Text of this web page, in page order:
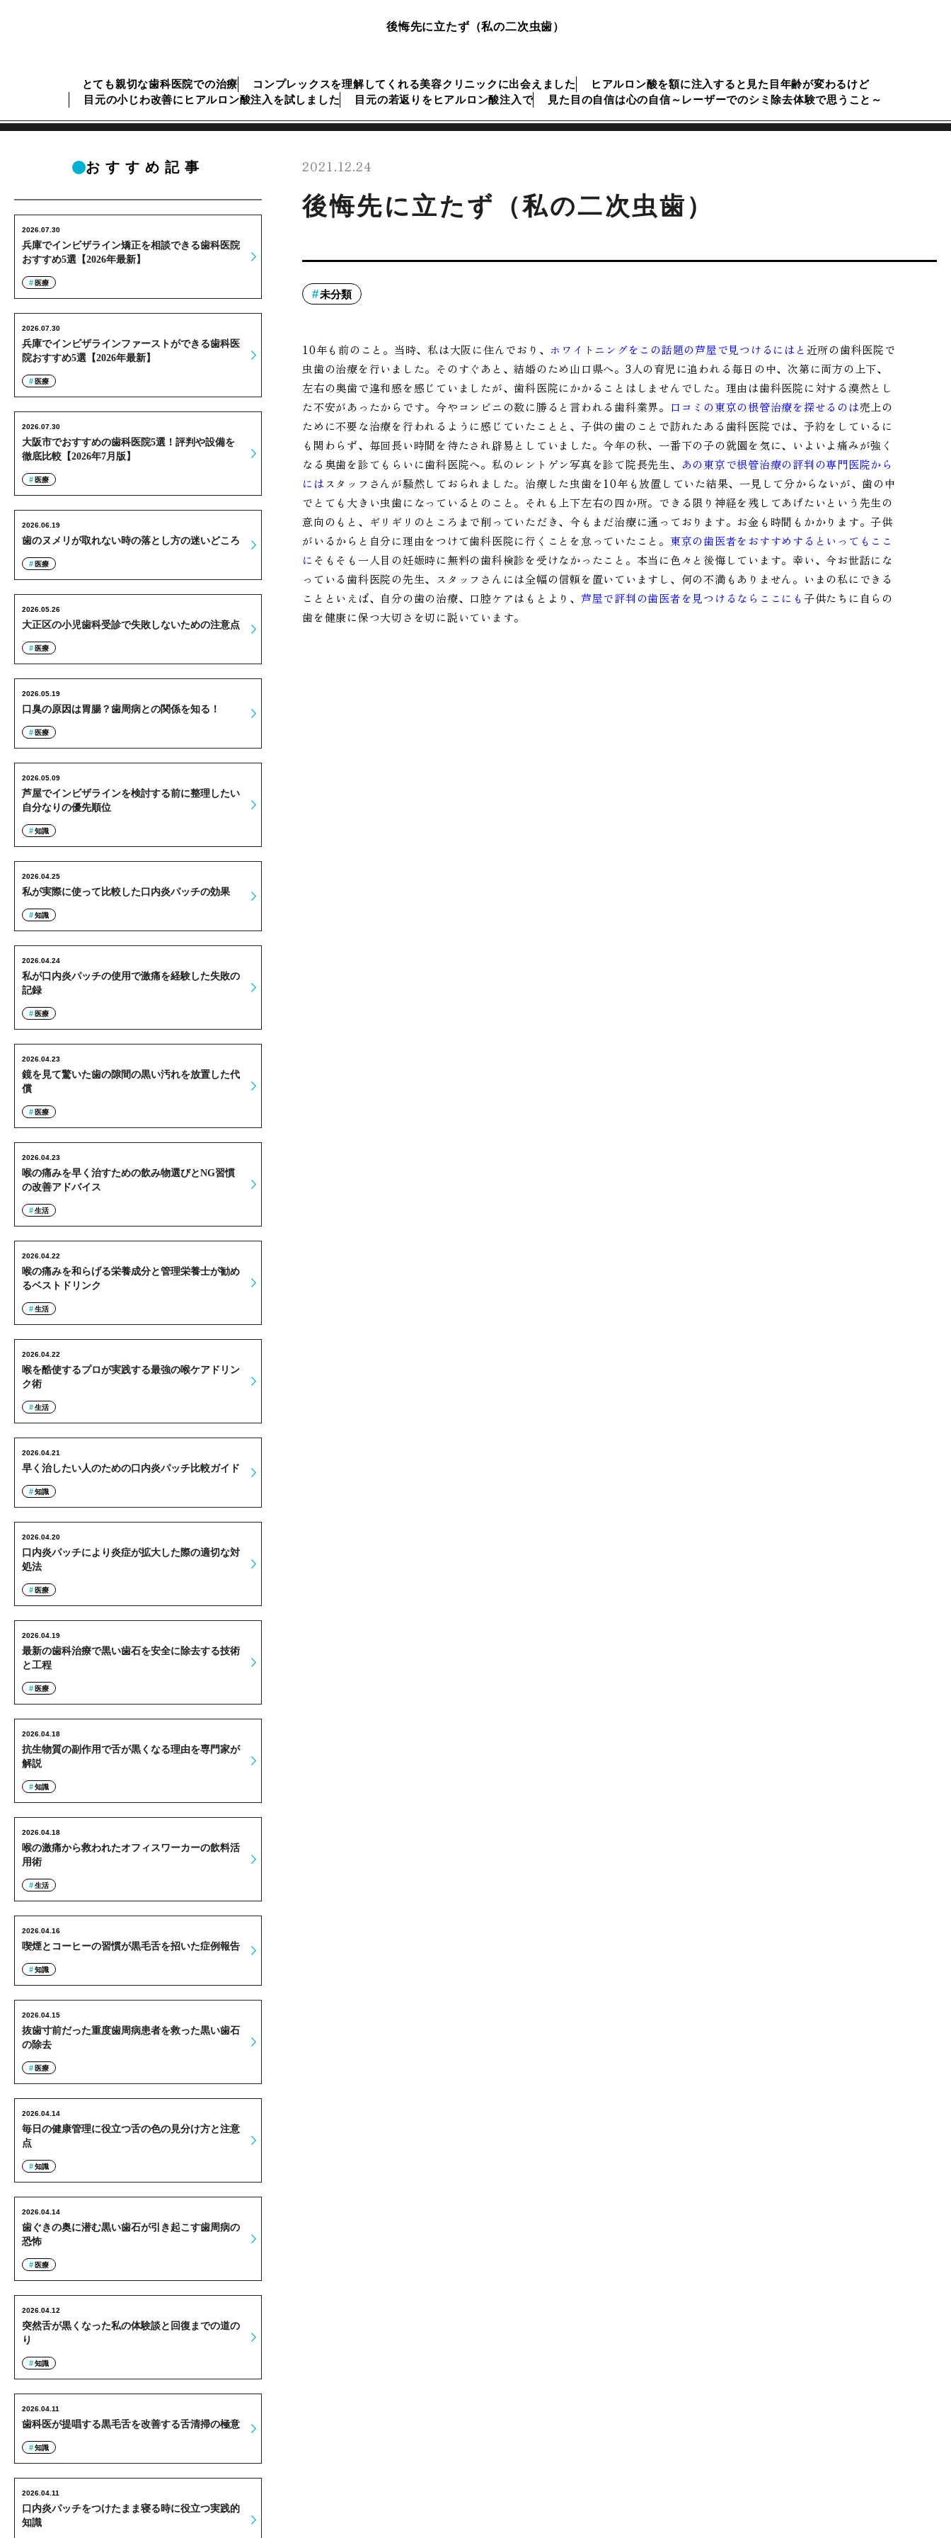
後悔先に立たず（私の二次虫歯）
とても親切な歯科医院での治療 コンプレックスを理解してくれる美容クリニックに出会えました
ヒアルロン酸を額に注入すると見た目年齢が変わるけど
目元の小じわ改善にヒアルロン酸注入を試しました
目元の若返りをヒアルロン酸注入で 見た目の自信は心の自信～レーザーでのシミ除去体験で思うこと～
2021.12.24
後悔先に立たず（私の二次虫歯）
未分類
10年も前のこと。当時、私は大阪に住んでおり、 ホワイトニングをこの話題の芦屋で見つけるにはと 近所の歯科医院で
虫歯の治療を行いました。そのすぐあと、結婚のため山口県へ。3人の育児に追われる毎日の中、次第に両方の上下、
左右の奥歯で違和感を感じていましたが、歯科医院にかかることはしませんでした。理由は歯科医院に対する漠然とし
た不安があったからです。今やコンビニの数に勝ると言われる歯科業界。 口コミの東京の根管治療を探せるのは売上の
ために不要な治療を行われるように感じていたことと、子供の歯のことで訪れたある歯科医院では、予約をしているに
も関わらず、毎回長い時間を待たされ辟易としていました。今年の秋、一番下の子の就園を気に、いよいよ痛みが強く
なる奥歯を診てもらいに歯科医院へ。私のレントゲン写真を診て院長先生、
あの東京で根管治療の評判の専門医院から
には スタッフさんが騒然しておられました。治療した虫歯を10年も放置していた結果、一見して分からないが、歯の中
でとても大きい虫歯になっているとのこと。それも上下左右の四か所。できる限り神経を残してあげたいという先生の
意向のもと、ギリギリのところまで削っていただき、今もまだ治療に通っております。お金も時間もかかります。子供
がいるからと自分に理由をつけて歯科医院に行くことを怠っていたこと。 東京の歯医者をおすすめするといってもここ
に そもそも一人目の妊娠時に無料の歯科検診を受けなかったこと。本当に色々と後悔しています。幸い、今お世話にな
っている歯科医院の先生、スタッフさんには全幅の信頼を置いていますし、何の不満もありません。いまの私にできる
ことといえば、自分の歯の治療、口腔ケアはもとより、 芦屋で評判の歯医者を見つけるならここにも子供たちに自らの
歯を健康に保つ大切さを切に説いています。
おすすめ記事
兵庫でインビザライン矯正を相談できる歯科医院
おすすめ5選【2026年最新】
2026.07.30
医療
兵庫でインビザラインファーストができる歯科医
院おすすめ5選【2026年最新】
2026.07.30
医療
大阪市でおすすめの歯科医院5選！評判や設備を
徹底比較【2026年7月版】
2026.07.30
医療
歯のヌメリが取れない時の落とし方の迷いどころ
2026.06.19
医療
大正区の小児歯科受診で失敗しないための注意点
2026.05.26
医療
口臭の原因は胃腸？歯周病との関係を知る！
2026.05.19
医療
芦屋でインビザラインを検討する前に整理したい
自分なりの優先順位
2026.05.09
知識
私が実際に使って比較した口内炎パッチの効果
2026.04.25
知識
私が口内炎パッチの使用で激痛を経験した失敗の
記録
2026.04.24
医療
鏡を見て驚いた歯の隙間の黒い汚れを放置した代
償
2026.04.23
医療
喉の痛みを早く治すための飲み物選びとNG習慣
の改善アドバイス
2026.04.23
生活
喉の痛みを和らげる栄養成分と管理栄養士が勧め
るベストドリンク
2026.04.22
生活
喉を酷使するプロが実践する最強の喉ケアドリン
ク術
2026.04.22
生活
早く治したい人のための口内炎パッチ比較ガイド
2026.04.21
知識
口内炎パッチにより炎症が拡大した際の適切な対
処法
2026.04.20
医療
最新の歯科治療で黒い歯石を安全に除去する技術
と工程
2026.04.19
医療
抗生物質の副作用で舌が黒くなる理由を専門家が
解説
2026.04.18
知識
喉の激痛から救われたオフィスワーカーの飲料活
用術
2026.04.18
生活
喫煙とコーヒーの習慣が黒毛舌を招いた症例報告
2026.04.16
知識
抜歯寸前だった重度歯周病患者を救った黒い歯石
の除去
2026.04.15
医療
毎日の健康管理に役立つ舌の色の見分け方と注意
点
2026.04.14
知識
歯ぐきの奥に潜む黒い歯石が引き起こす歯周病の
恐怖
2026.04.14
医療
突然舌が黒くなった私の体験談と回復までの道の
り
2026.04.12
知識
歯科医が提唱する黒毛舌を改善する舌清掃の極意
2026.04.11
知識
口内炎パッチをつけたまま寝る時に役立つ実践的
知識
2026.04.11